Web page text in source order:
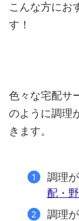
こんな方にお
す！
色々な宅配サ
のように調理
きます。
調理が
配・
調理が